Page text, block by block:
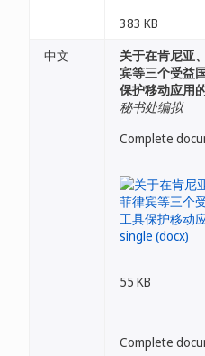
383 KB
中文
关于在肯尼亚
宾等三个受益
保护移动应用
秘书处编拟
Complete
55 KB
Complete